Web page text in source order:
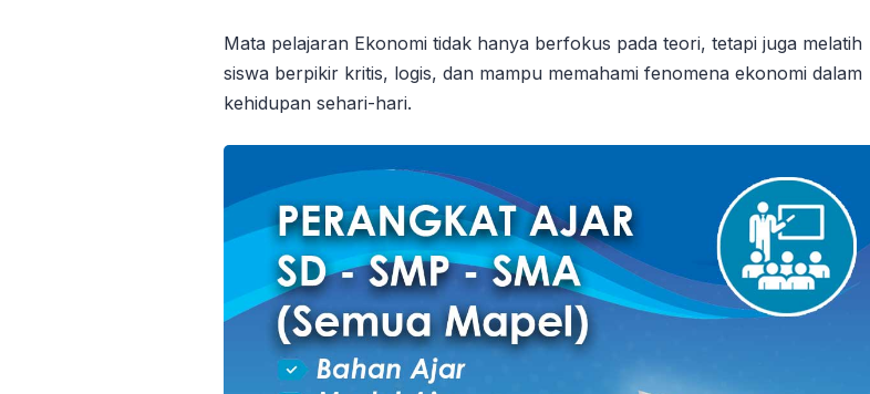
Mata pelajaran Ekonomi tidak hanya berfokus pada teori, tetapi juga melatih
siswa berpikir kritis, logis, dan mampu memahami fenomena ekonomi dalam
kehidupan sehari-hari.